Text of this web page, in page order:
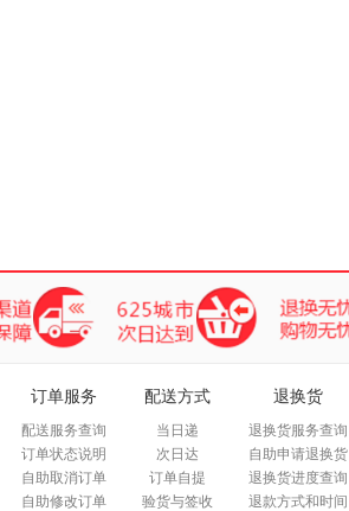
订单服务
配送服务查询
订单状态说明
自助取消订单
自助修改订单
配送方式
当日递
次日达
订单自提
验货与签收
退换货
退换货服务查询
自助申请退换货
退换货进度查询
退款方式和时间